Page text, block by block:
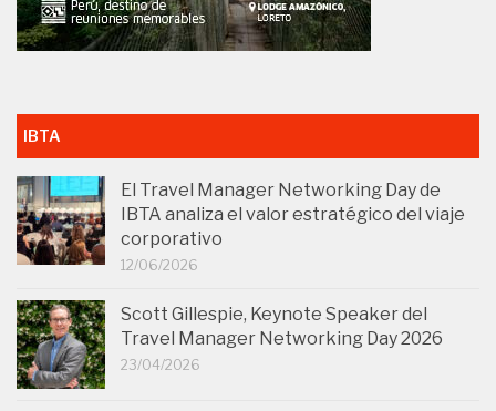
IBTA
El Travel Manager Networking Day de
IBTA analiza el valor estratégico del viaje
corporativo
12/06/2026
Scott Gillespie, Keynote Speaker del
Travel Manager Networking Day 2026
23/04/2026